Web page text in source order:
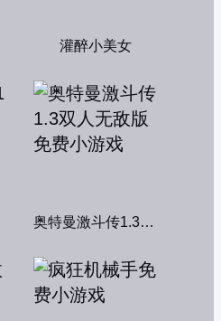
灌醉小美女
奥特曼激斗传1.3双人无敌版